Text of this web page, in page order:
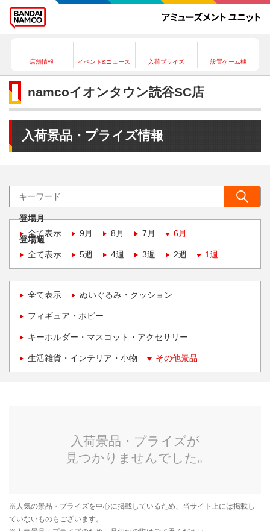
店舗情報 イベント&ニュース 入荷プライズ 設置ゲーム機
namcoイオンタウン読谷SC店
入荷景品・プライズ情報
登場月
全て表示
9月 8月 7月 6月
登場週
全て表示
5週 4週 3週 2週 1週
全て表示 ぬいぐるみ・クッション
フィギュア・ホビー
キーホルダー・マスコット・アクセサリー
生活雑貨・インテリア・小物 その他景品